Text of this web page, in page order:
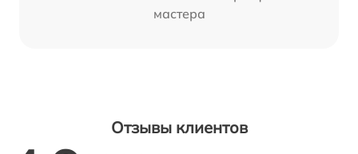
мастера
Отзывы клиентов